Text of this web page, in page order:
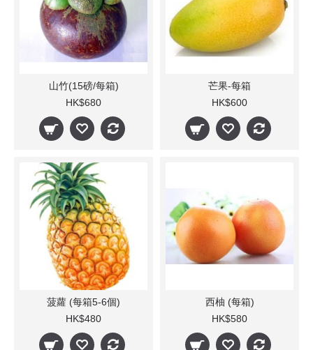
山竹(15磅/每箱)
HK$680
芒果-每箱
HK$600
菠蘿 (每箱5-6個)
HK$480
西柚 (每箱)
HK$580